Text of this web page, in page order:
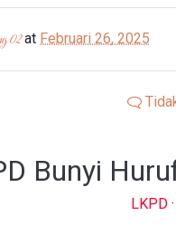
02at Februari 26, 2025
Bunyi
LKPD ·